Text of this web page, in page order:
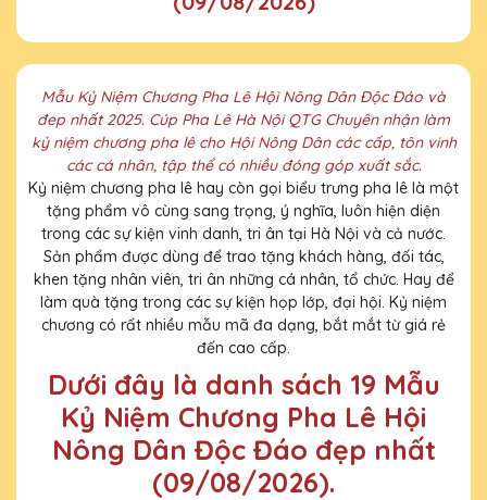
Mẫu Kỷ Niệm Chương Pha Lê Hội Nông Dân Độc Đáo và
đep nhất 2025. Cúp Pha Lê Hà Nội QTG Chuyên nhận làm
kỷ niệm chương pha lê cho Hội Nông Dân các cấp, tôn vinh
các cá nhân, tập thể có nhiều đóng góp xuất sắc.
Kỷ niệm chương pha lê hay còn gọi biểu trưng pha lê là một
tặng phẩm vô cùng sang trọng, ý nghĩa, luôn hiện diện
trong các sự kiện vinh danh, tri ân tại Hà Nội và cả nước.
Sản phẩm được dùng để trao tặng khách hàng, đối tác,
khen tặng nhân viên, tri ân những cá nhân, tổ chức. Hay để
làm quà tặng trong các sự kiện họp lớp, đại hội. Kỷ niệm
chương có rất nhiều mẫu mã đa dạng, bắt mắt từ giá rẻ
đến cao cấp.
Dưới đây là danh sách 19 Mẫu
Kỷ Niệm Chương Pha Lê Hội
Nông Dân Độc Đáo đẹp nhất
(09/08/2026).